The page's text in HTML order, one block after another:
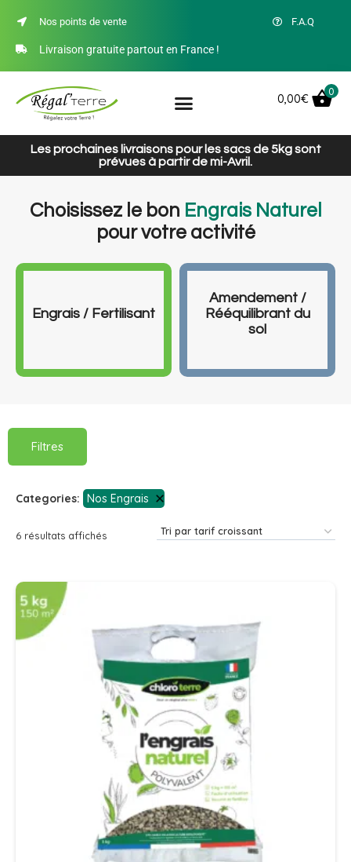
Nos points de vente F.A.Q
Livraison gratuite partout en France !
0,00€
0
Les prochaines livraisons pour les sacs de 5kg sont
prévues à partir de mi-Avril.
Choisissez le bon Engrais Naturel
pour votre activité
Engrais / Fertilisant
Amendement /
Rééquilibrant du
sol
Filtres
Categories: Nos Engrais
6 résultats affichés